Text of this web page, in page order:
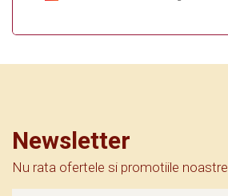
Newsletter
Nu rata ofertele si promotiile noastre